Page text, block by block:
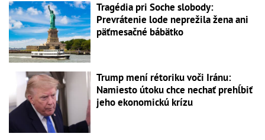
Tragédia pri Soche slobody:
Prevrátenie lode neprežila žena ani
päťmesačné bábätko
Trump mení rétoriku voči Iránu:
Namiesto útoku chce nechať prehĺbiť
jeho ekonomickú krízu